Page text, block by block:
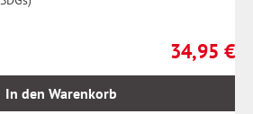
Regulärer
34,95 €
In den Warenkorb